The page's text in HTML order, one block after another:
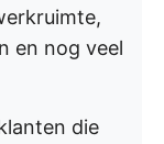
en nog veel
die